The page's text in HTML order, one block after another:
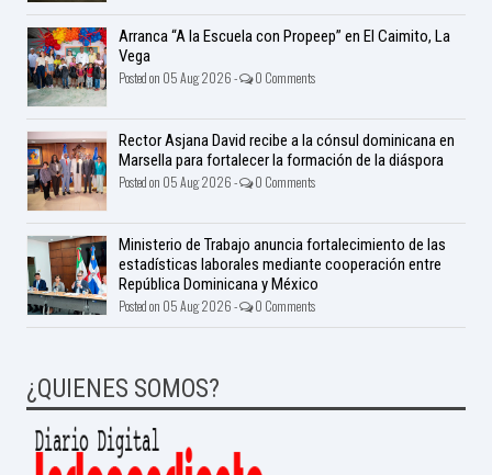
Arranca “A la Escuela con Propeep” en El Caimito, La
Vega
Posted on 05 Aug 2026 - 0 Comments
Rector Asjana David recibe a la cónsul dominicana en
Marsella para fortalecer la formación de la diáspora
Posted on 05 Aug 2026 - 0 Comments
Ministerio de Trabajo anuncia fortalecimiento de las
estadísticas laborales mediante cooperación entre
República Dominicana y México
Posted on 05 Aug 2026 - 0 Comments
¿QUIENES SOMOS?